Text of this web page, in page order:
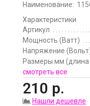
Наименование:
Характеристики
Артикул
Мощность (Ватт)
Напряжение
Размеры мм
смотреть все
210 р.
Нашли дешевле